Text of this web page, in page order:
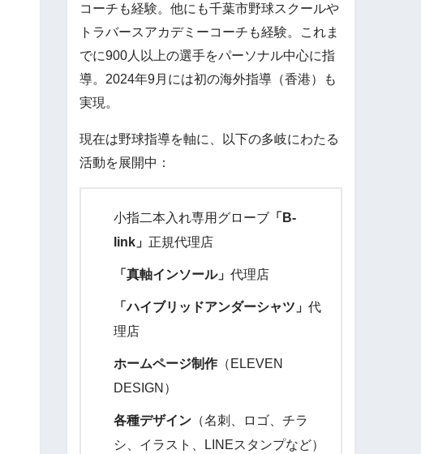
コーチも経験。他にも千葉市野球スクールや
トラバースアカデミーコーチも経験。これま
でに900人以上の選手をパーソナル中心に指
導。2024年9月には初の海外指導（香港）も
実現。
現在は野球指導を軸に、以下の多岐にわたる
活動を展開中：
小指二本入れ専用グローブ「B-
link」 正規代理店
「真軸インソール」 代理店
「ハイブリッドアンダーシャツ」 代
理店
ホームページ制作（ELEVEN
DESIGN）
各種デザイン（名刺、ロゴ、チラ
シ、イラスト、LINEスタンプなど）